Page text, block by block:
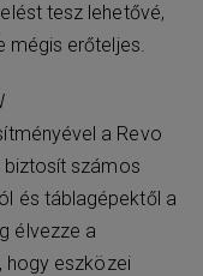
tesz lehetővé,
mégis erőteljes.
a Revo
számos
és táblagépektől a
élvezze a
hogy eszközei